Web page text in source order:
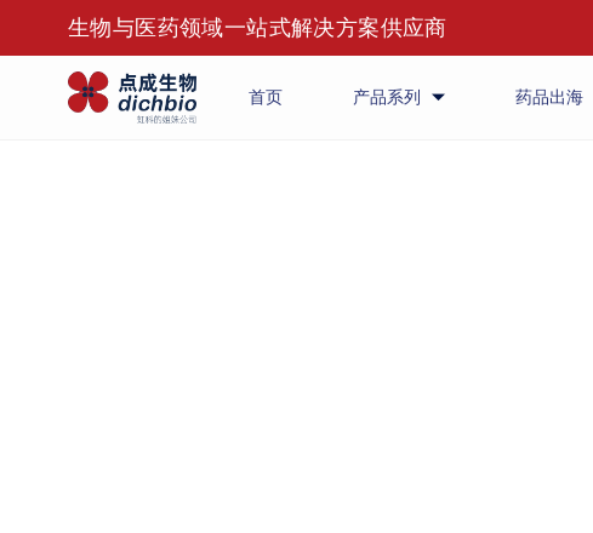
生物与医药领域一站式解决方案供应商
首页 产品系列 药品出海